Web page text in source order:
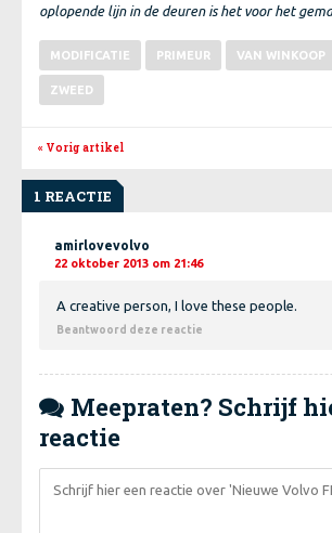
oplopende lijn in de deuren is het voor het
MODIFICATIE PRIMEUR VAN WINKOOP
ZWEED
« Vorig artikel
1 REACTIE
amirlovevolvo
22 oktober 2013 om 21:46
A creative person, I love these people.
Beantwoord deze reactie
 Meepraten? Schrijf
reactie